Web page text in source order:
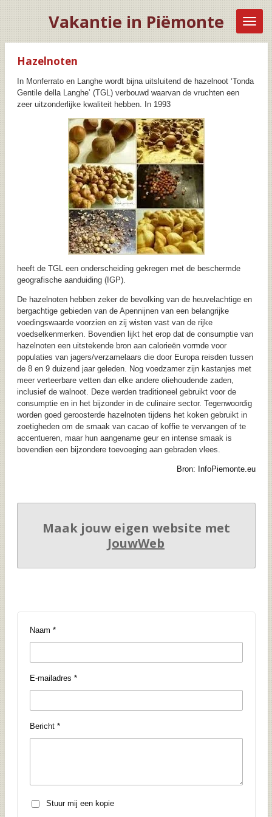
hoofdinhoud
Vakantie in Piëmonte
Hazelnoten
In Monferrato en Langhe wordt bijna uitsluitend de hazelnoot ‘Tonda
Gentile della Langhe’ (TGL) verbouwd waarvan de vruchten een
zeer uitzonderlijke kwaliteit hebben. In 1993
heeft de TGL een onderscheiding gekregen met de beschermde
geografische aanduiding (IGP).
De hazelnoten hebben zeker de bevolking van de heuvelachtige en
bergachtige gebieden van de Apennijnen van een belangrijke
voedingswaarde voorzien en zij wisten vast van de rijke
voedselkenmerken. Bovendien lijkt het erop dat de consumptie van
hazelnoten een uitstekende bron aan calorieën vormde voor
populaties van jagers/verzamelaars die door Europa reisden tussen
de 8 en 9 duizend jaar geleden. Nog voedzamer zijn kastanjes met
meer verteerbare vetten dan elke andere oliehoudende zaden,
inclusief de walnoot. Deze werden traditioneel gebruikt voor de
consumptie en in het bijzonder in de culinaire sector. Tegenwoordig
worden goed geroosterde hazelnoten tijdens het koken gebruikt in
zoetigheden om de smaak van cacao of koffie te vervangen of te
accentueren, maar hun aangename geur en intense smaak is
bovendien een bijzondere toevoeging aan gebraden vlees.
Bron: InfoPiemonte.eu
Maak jouw eigen website met
JouwWeb
Naam *
E-mailadres *
Bericht *
Stuur mij een kopie